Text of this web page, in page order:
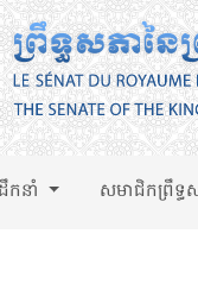
កនាំ សមាជិកព្រឹទ្ធ